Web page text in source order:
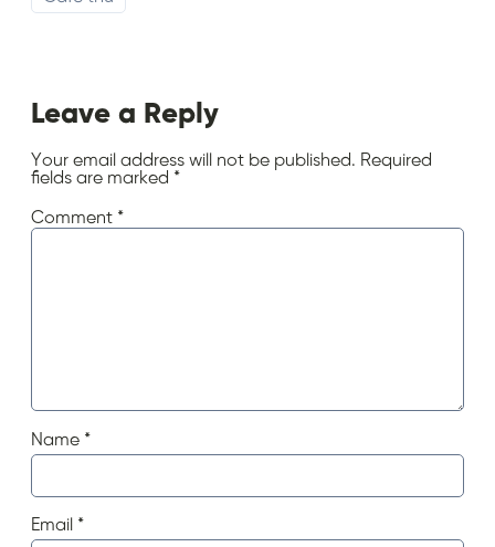
Leave a Reply
Your email address will not be published. Required
fields are marked *
Comment *
Name *
Email *